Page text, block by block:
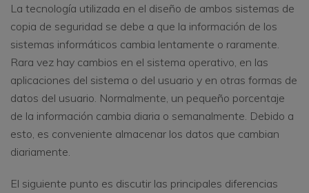
La tecnología utilizada en el diseño de ambos sistemas de
copia de seguridad se debe a que la información de los
sistemas informáticos cambia lentamente o raramente.
Rara vez hay cambios en el sistema operativo, en las
aplicaciones del sistema o del usuario y en otras formas de
datos del usuario. Normalmente, un pequeño porcentaje
de la información cambia diaria o semanalmente. Debido a
esto, es conveniente almacenar los datos que cambian
diariamente.
El siguiente punto es discutir las principales diferencias